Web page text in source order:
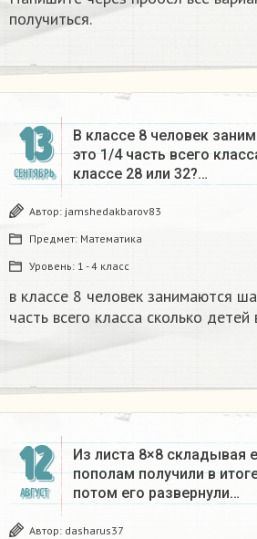
получиться.
13
СЕНТЯБРЬ
В классе 8 человек
это 1/4 часть всего
классе 28 или 32?…
Автор: jamshedakbarov83
Предмет: Математика
Уровень: 1 - 4 класс
в классе 8 человек занимаются
часть всего класса сколько
12
АВГУСТ
Из листа 8×8 складывая
пополам получили в
потом его развернули…
Автор: dasharus37